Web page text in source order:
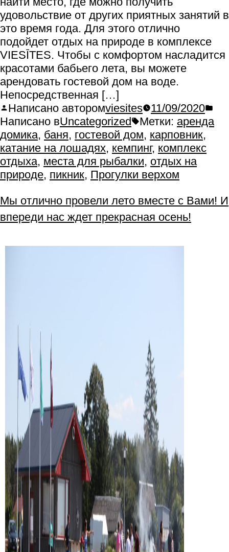
удовольствие от других приятных занятий в
это время года. Для этого отлично
подойдет отдых на природе в комплексе
VIESĪTES. Чтобы с комфортом насладится
красотами бабьего лета, вы можете
арендовать гостевой дом на воде.
Непосредственная […]
Написано авторомviesites
11/09/2020
Написано вUncategorized Метки: аренда
домика, баня, гостевой дом, карповник,
катание на лошадях, кемпинг, комплекс
отдыха, места для рыбалки, отдых на
природе, пикник, Прогулки верхом
Мы отлично провели лето вместе с Вами! И
впереди нас ждет прекрасная осень!